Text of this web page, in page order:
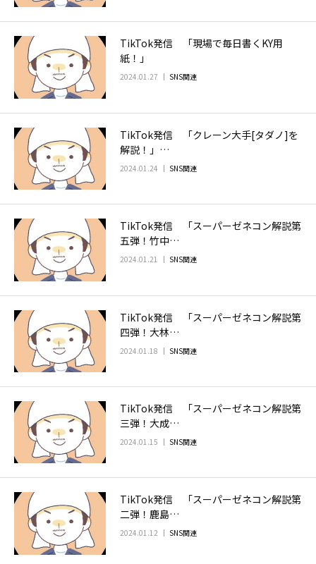
TikTok発信 「現場で毎日書くKY用
紙！」
2024.01.27 SNS関連
TikTok発信 「クレーン大手[タダノ]を
解説！」…
2024.01.24 SNS関連
TikTok発信 「スーパーゼネコン解説第
五弾！竹中…
2024.01.21 SNS関連
TikTok発信 「スーパーゼネコン解説第
四弾！大林…
2024.01.18 SNS関連
TikTok発信 「スーパーゼネコン解説第
三弾！大成…
2024.01.15 SNS関連
TikTok発信 「スーパーゼネコン解説第
二弾！鹿島…
2024.01.12 SNS関連